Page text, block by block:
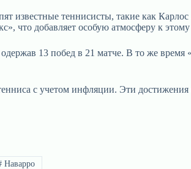
известные теннисисты, такие как
что добавляет особую атмосферу к
13 побед в 21 матче. В то же время
с учетом инфляции. Эти достижения
Наварро